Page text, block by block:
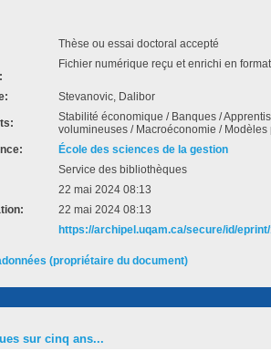
Thèse ou essai doctoral accepté
Fichier numérique reçu et enrichi en
Stevanovic, Dalibor
Stabilité économique / Banques /
volumineuses / Macroéconomie / Modèles
École des sciences de la gestion
Service des bibliothèques
22 mai 2024 08:13
22 mai 2024 08:13
https://archipel.uqam.ca/secure/id/
(propriétaire du document)
sur cinq ans...